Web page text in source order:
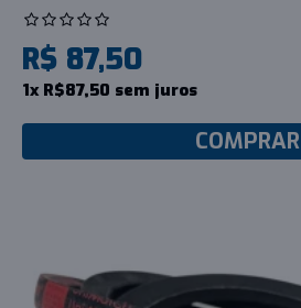
R$ 87,50
1x R$87,50 sem juros
COMPRAR